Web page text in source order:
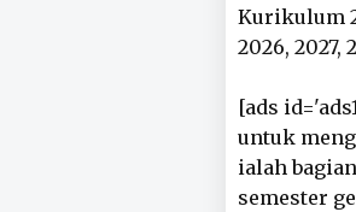
Kurikulum
2026, 2027,
[ads
untuk
ialah
semester